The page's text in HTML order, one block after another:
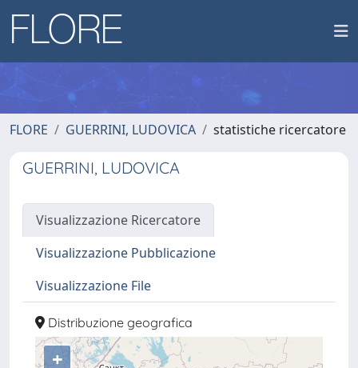
FLORE GUERRINI, LUDOVICA statistiche ricercatore
GUERRINI, LUDOVICA
Visualizzazione Ricercatore
Visualizzazione Pubblicazione
Visualizzazione File
Distribuzione geografica
+